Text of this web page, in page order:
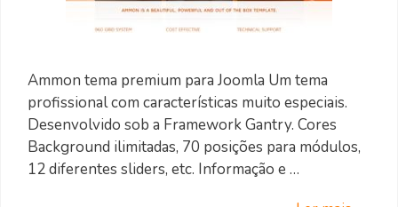
Ammon tema premium para Joomla Um tema
profissional com características muito especiais.
Desenvolvido sob a Framework Gantry. Cores
Background ilimitadas, 70 posições para módulos,
12 diferentes sliders, etc. Informação e …